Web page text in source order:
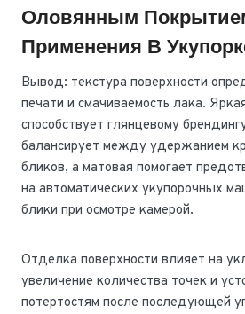
Оловянным
Применения В
Вывод: текстура поверхности
печати и смачиваемость лака.
способствует глянцевому
балансирует между удержанием
бликов, а матовая помогает
на автоматических укупорочных
блики при осмотре камерой.
Отделка поверхности влияет на
увеличение количества точек и
потертостям после последующей